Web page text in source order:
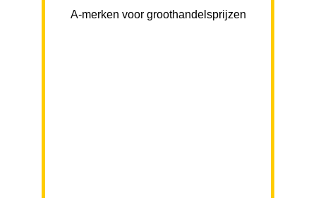
A-merken voor groothandelsprijzen